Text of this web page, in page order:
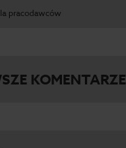
pracodawców
KOMENTARZE